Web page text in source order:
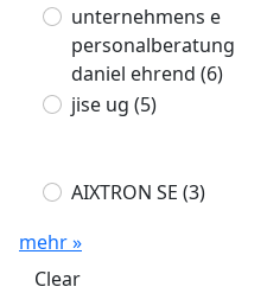
unternehmens e
personalberatung
daniel ehrend (6)
jise ug (5)
AIXTRON SE (3)
mehr »
Clear